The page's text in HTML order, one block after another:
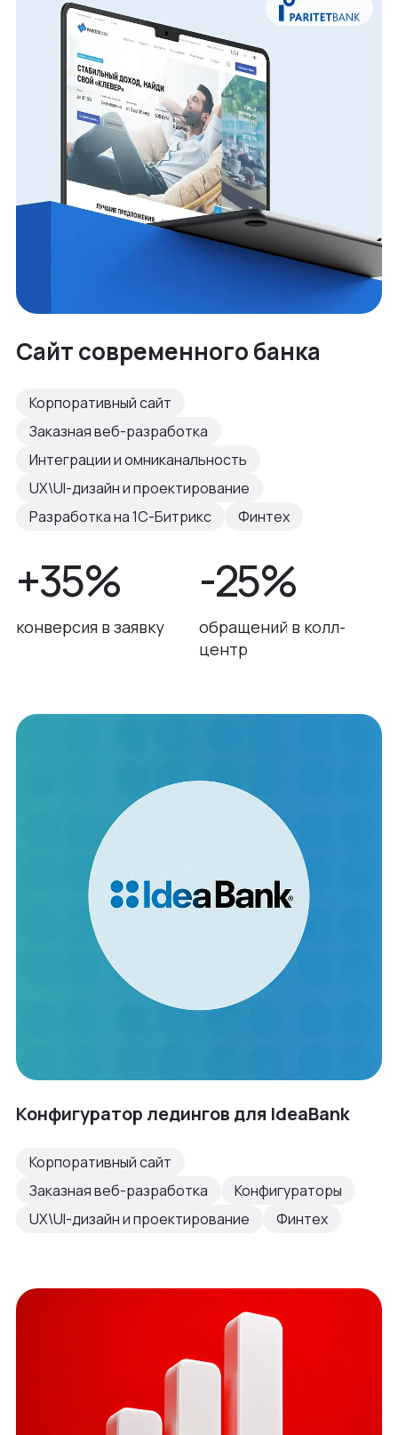
Сайт современного банка
Корпоративный сайт
Заказная веб-разработка
Интеграции и омниканальность
UX\UI-дизайн и проектирование
Разработка на 1С-Битрикс
Финтех
+35%
конверсия в заявку
-25%
обращений в колл-
центр
Конфигуратор ледингов для IdeaBank
Корпоративный сайт
Заказная веб-разработка
Конфигураторы
UX\UI-дизайн и проектирование
Финтех